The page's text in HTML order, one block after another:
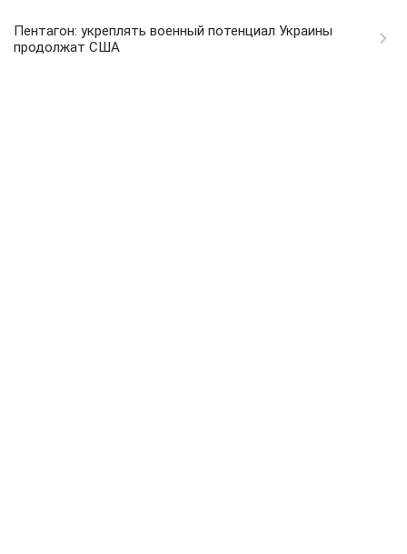
Пентагон: укреплять военный потенциал Украины
продолжат США